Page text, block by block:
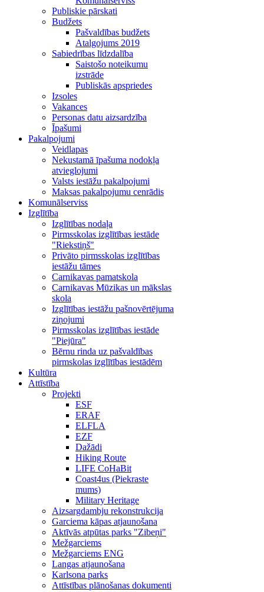
Publiskie pārskati
Budžets
Pašvaldības budžets
Atalgojums 2019
Sabiedrības līdzdalība
Saistošo noteikumu
izstrāde
Publiskās apspriedes
Izsoles
Vakances
Personas datu aizsardzība
Īpašumi
Pakalpojumi
Veidlapas
Nekustamā īpašuma nodokļa
atvieglojumi
Valsts iestāžu pakalpojumi
Maksas pakalpojumu cenrādis
Komunālserviss
Izglītība
Izglītības nodaļa
Pirmsskolas izglītības iestāde
"Riekstiņš"
Privāto pirmsskolas izglītības
iestāžu tāmes
Carnikavas pamatskola
Carnikavas Mūzikas un mākslas
skola
Izglītības iestāžu pašnovērtējuma
ziņojumi
Pirmsskolas izglītības iestāde
"Piejūra"
Bērnu rinda uz pašvaldības
pirmskolas izglītības iestādēm
Kultūra
Attīstība
Projekti
ESF
ERAF
ELFLA
EZF
Dažādi
Hiking Route
LIFE CoHaBit
Coast4us (Piekraste
mums)
Military Heritage
Aizsargdambju rekonstrukcija
Garciema kāpas atjaunošana
Aktīvās atpūtas parks "Zibeņi"
Mežgarciems
Mežgarciems ENG
Langas atjaunošana
Karlsona parks
Attīstības plānošanas dokumenti